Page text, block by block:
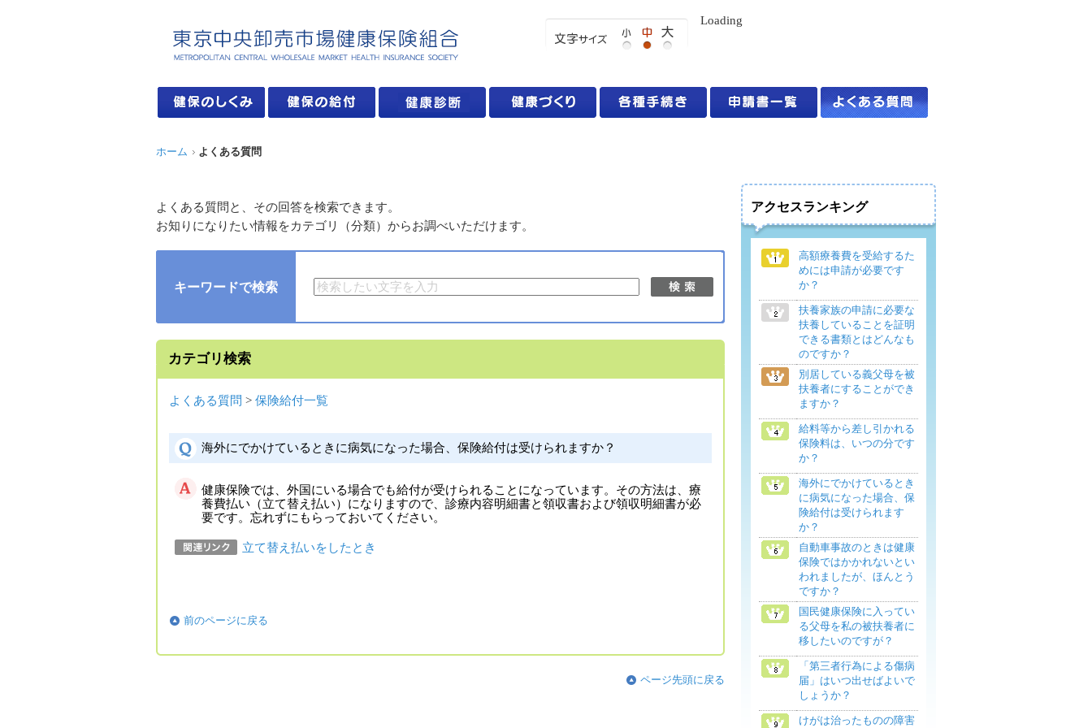
Loading
ホーム よくある質問
よくある質問と、その回答を検索できます。
お知りになりたい情報をカテゴリ（分類）からお調べいただけます。
キーワードで検索
カテゴリ検索
よくある質問 > 保険給付一覧
海外にでかけているときに病気になった場合、保険給付は受けられますか？
健康保険では、外国にいる場合でも給付が受けられることになっています。その方法は、療
養費払い（立て替え払い）になりますので、診療内容明細書と領収書および領収明細書が必
要です。忘れずにもらっておいてください。
立て替え払いをしたとき
前のページに戻る
ページ先頭に戻る
アクセスランキング
高額療養費を受給するた
めには申請が必要です
か？
扶養家族の申請に必要な
扶養していることを証明
できる書類とはどんなも
のですか？
別居している義父母を被
扶養者にすることができ
ますか？
給料等から差し引かれる
保険料は、いつの分です
か？
海外にでかけているとき
に病気になった場合、保
険給付は受けられます
か？
自動車事故のときは健康
保険ではかかれないとい
われましたが、ほんとう
ですか？
国民健康保険に入ってい
る父母を私の被扶養者に
移したいのですが？
「第三者行為による傷病
届」はいつ出せばよいで
しょうか？
けがは治ったものの障害